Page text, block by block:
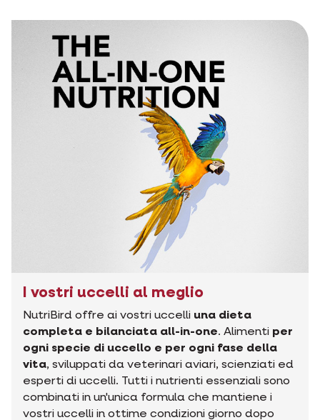
I vostri uccelli al meglio
NutriBird offre ai vostri uccelli una dieta
completa e bilanciata all-in-one. Alimenti per
ogni specie di uccello e per ogni fase della
vita, sviluppati da veterinari aviari, scienziati ed
esperti di uccelli. Tutti i nutrienti essenziali sono
combinati in un'unica formula che mantiene i
vostri uccelli in ottime condizioni giorno dopo